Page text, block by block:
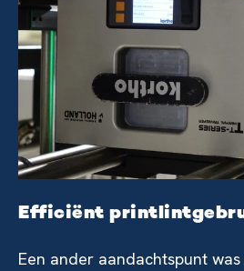
Efficiënt
Een ander aandachtspunt